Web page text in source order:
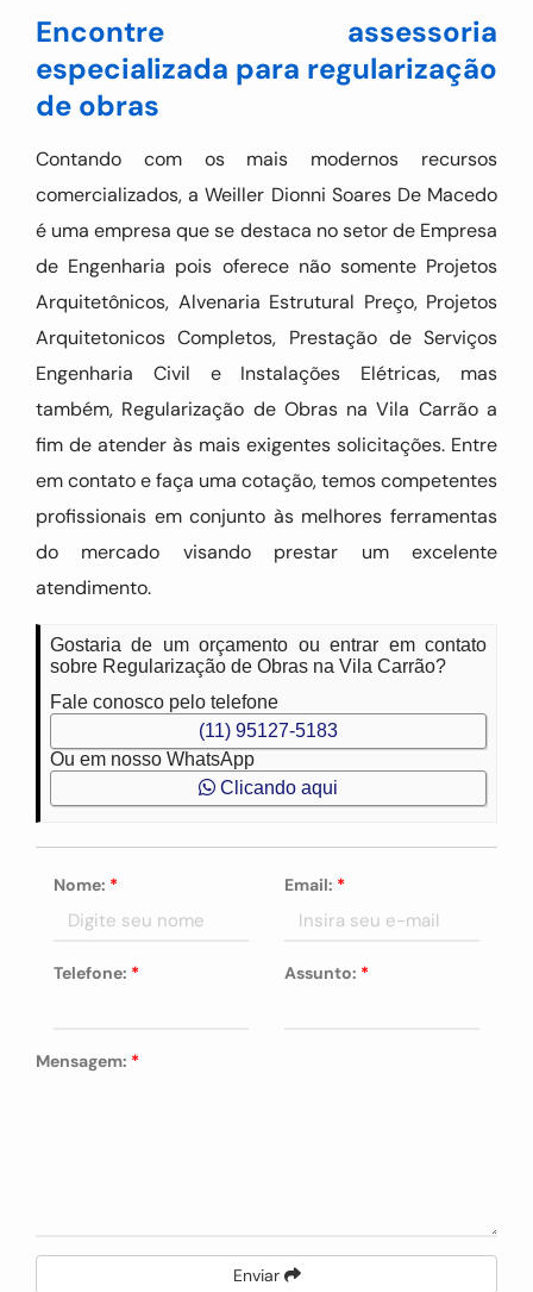
Encontre assessoria
especializada para regularização
de obras
Contando com os mais modernos recursos
comercializados, a Weiller Dionni Soares De Macedo
é uma empresa que se destaca no setor de Empresa
de Engenharia pois oferece não somente Projetos
Arquitetônicos, Alvenaria Estrutural Preço, Projetos
Arquitetonicos Completos, Prestação de Serviços
Engenharia Civil e Instalações Elétricas, mas
também, Regularização de Obras na Vila Carrão a
fim de atender às mais exigentes solicitações. Entre
em contato e faça uma cotação, temos competentes
profissionais em conjunto às melhores ferramentas
do mercado visando prestar um excelente
atendimento.
Gostaria de um orçamento ou entrar em contato
sobre Regularização de Obras na Vila Carrão?
Fale conosco pelo telefone
(11) 95127-5183
Ou em nosso WhatsApp
Clicando aqui
Nome: * Email: *
Telefone: * Assunto: *
Mensagem: *
Enviar